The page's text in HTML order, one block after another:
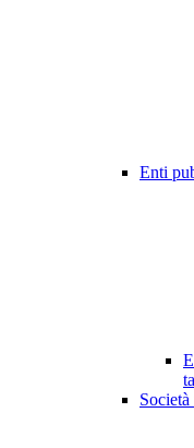
Enti